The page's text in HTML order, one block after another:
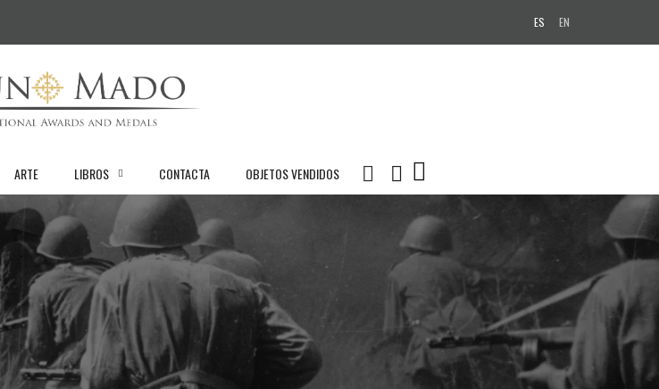
ES EN
ARTE LIBROS CONTACTA OBJETOS VENDIDOS